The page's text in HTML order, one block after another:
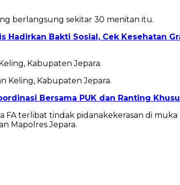
berlangsung sekitar 30 menitan itu.
Bakti Sosial, Cek Kesehatan
Kabupaten Jepara.
Keling, Kabupaten Jepara.
Bersama PUK dan Ranting
terlibat tindak pidanakekerasan di muka
Mapolres Jepara.